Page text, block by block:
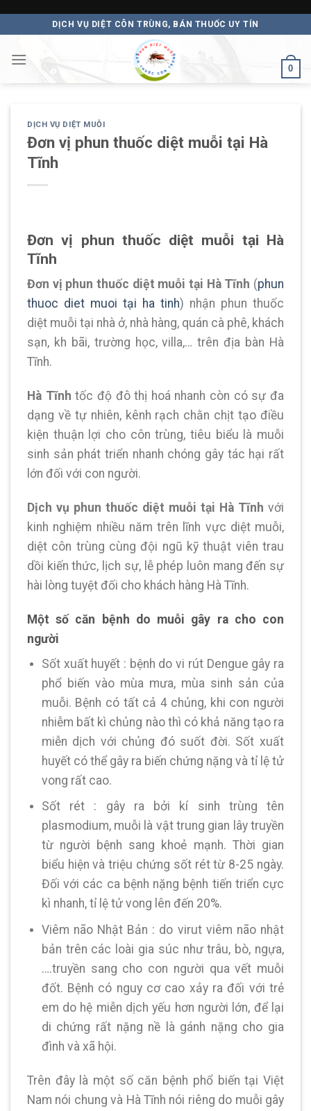
to
content
DỊCH VỤ DIỆT CÔN TRÙNG, BÁN THUỐC UY TÍN
0
DỊCH VỤ DIỆT MUỖI
Đơn vị phun thuốc diệt muỗi tại Hà
Tĩnh
Đơn vị phun thuốc diệt muỗi tại Hà
Tĩnh
Đơn vị phun thuốc diệt muỗi tại Hà Tĩnh (phun
thuoc diet muoi tại ha tinh) nhận phun thuốc
diệt muỗi tại nhà ở, nhà hàng, quán cà phê, khách
sạn, kh bãi, trường học, villa,… trên địa bàn Hà
Tĩnh.
Hà Tĩnh tốc độ đô thị hoá nhanh còn có sự đa
dạng về tự nhiên, kênh rạch chằn chịt tạo điều
kiện thuận lợi cho côn trùng, tiêu biểu là muỗi
sinh sản phát triển nhanh chóng gây tác hại rất
lớn đối với con người.
Dịch vụ phun thuốc diệt muỗi tại Hà Tĩnh với
kinh nghiệm nhiều năm trên lĩnh vực diệt muỗi,
diệt côn trùng cùng đội ngũ kỹ thuật viên trau
dồi kiến thức, lịch sự, lễ phép luôn mang đến sự
hài lòng tuyệt đối cho khách hàng Hà Tĩnh.
Một số căn bệnh do muỗi gây ra cho con
người
Sốt xuất huyết : bệnh do vi rút Dengue gây ra
phổ biến vào mùa mưa, mùa sinh sản của
muỗi. Bệnh có tất cả 4 chủng, khi con người
nhiễm bất kì chủng nào thì có khả năng tạo ra
miễn dịch với chủng đó suốt đời. Sốt xuất
huyết có thể gây ra biến chứng nặng và tỉ lệ tử
vong rất cao.
Sốt rét : gây ra bởi kí sinh trùng tên
plasmodium, muỗi là vật trung gian lây truyền
từ người bệnh sang khoẻ mạnh. Thời gian
biểu hiện và triệu chứng sốt rét từ 8-25 ngày.
Đối với các ca bệnh nặng bệnh tiến triển cực
kì nhanh, tỉ lệ tử vong lên đến 20%.
Viêm não Nhật Bản : do virut viêm não nhật
bản trên các loài gia súc như trâu, bò, ngựa,
….truyền sang cho con người qua vết muỗi
đốt. Bệnh có nguy cơ cao xảy ra đối với trẻ
em do hệ miễn dịch yếu hơn người lớn, để lại
di chứng rất nặng nề là gánh nặng cho gia
đình và xã hội.
Trên đây là một số căn bệnh phổ biến tại Việt
Nam nói chung và Hà Tĩnh nói riêng do muỗi gây